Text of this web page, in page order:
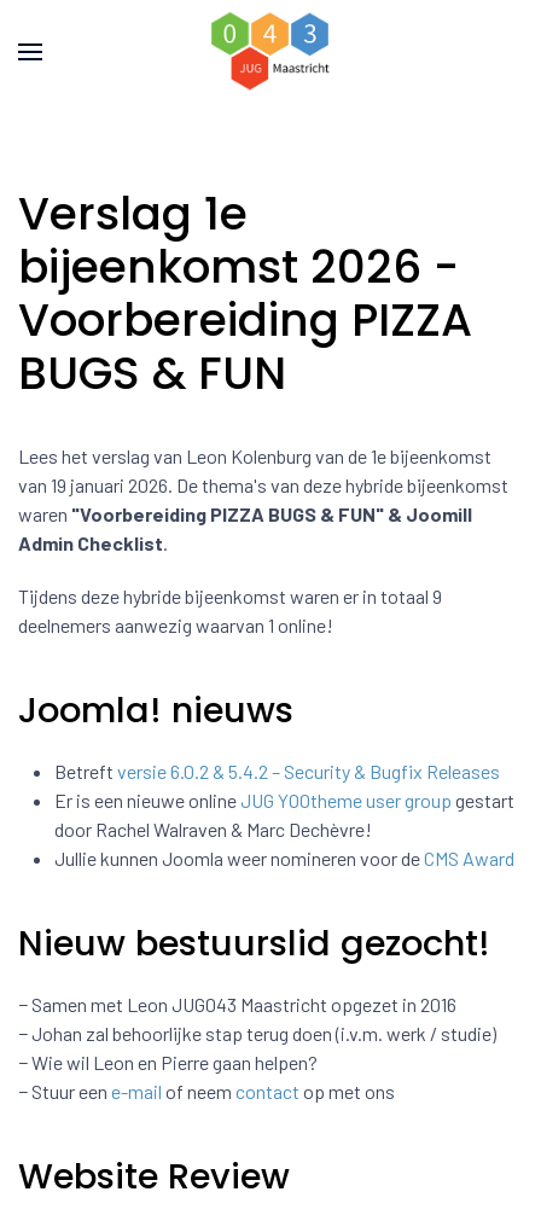
Verslag 1e
bijeenkomst 2026 -
Voorbereiding PIZZA
BUGS & FUN
Lees het verslag van Leon Kolenburg van de 1e bijeenkomst
van 19 januari 2026. De thema's van deze hybride bijeenkomst
waren "Voorbereiding PIZZA BUGS & FUN" & Joomill
Admin Checklist.
Tijdens deze hybride bijeenkomst waren er in totaal 9
deelnemers aanwezig waarvan 1 online!
Joomla! nieuws
Betreft versie 6.0.2 & 5.4.2 – Security & Bugfix Releases
Er is een nieuwe onlineJUG YOOtheme user group gestart
door Rachel Walraven & Marc Dechèvre!
Jullie kunnen Joomla weer nomineren voor deCMS Award
Nieuw bestuurslid gezocht!
− Samen met Leon JUG043 Maastricht opgezet in 2016
− Johan zal behoorlijke stap terug doen (i.v.m. werk / studie)
− Wie wil Leon en Pierre gaan helpen?
− Stuur een e-mail of neem contact op met ons
Website Review